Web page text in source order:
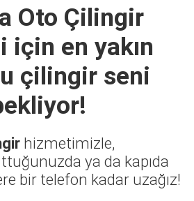
Oto Çilingir
için en yakın
çilingir seni
hizmetimizle,
ya da kapıda
bir telefon kadar uzağız!